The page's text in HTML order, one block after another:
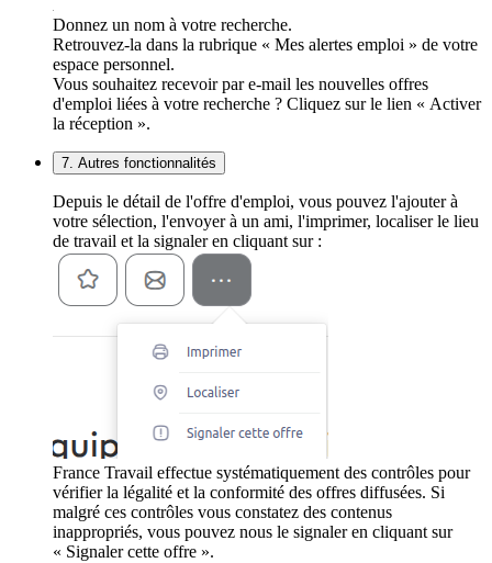
Donnez un nom à votre recherche.
Retrouvez-la dans la rubrique « Mes alertes emploi » de votre
espace personnel.
Vous souhaitez recevoir par e-mail les nouvelles offres
d'emploi liées à votre recherche ? Cliquez sur le lien « Activer
la réception ».
7. Autres fonctionnalités
Depuis le détail de l'offre d'emploi, vous pouvez l'ajouter à
votre sélection, l'envoyer à un ami, l'imprimer, localiser le lieu
de travail et la signaler en cliquant sur :
France Travail effectue systématiquement des contrôles pour
vérifier la légalité et la conformité des offres diffusées. Si
malgré ces contrôles vous constatez des contenus
inappropriés, vous pouvez nous le signaler en cliquant sur
« Signaler cette offre ».